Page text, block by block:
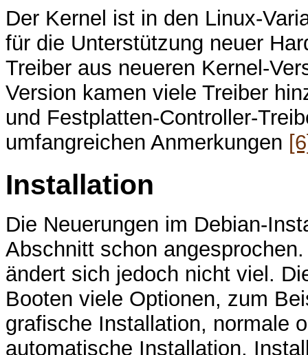
Der Kernel ist in den Linux-
für die Unterstützung neuer
Treiber aus neueren Kernel-
Version kamen viele Treiber
und Festplatten-Controller-
umfangreichen Anmerkungen
Installation
Die Neuerungen im Debian-
Abschnitt schon
ändert sich jedoch nicht viel.
Booten viele Optionen, zum
grafische Installation, normale
automatische Installation,